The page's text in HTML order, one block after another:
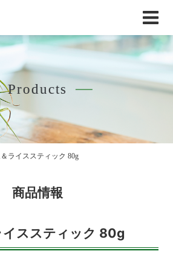
情報 - Add.Mate -アド・メイト オフィシ
Products
ライススティック 80g
商品情報
イススティック 80g